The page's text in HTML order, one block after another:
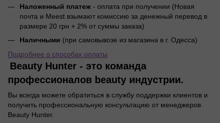
Наложенный платеж - оплата при получении (Новая
почта и Meest взымают комиссию за денежный перевод в
размере 20 грн + 2% от суммы заказа)
Наличными (при самовывозе из магазина в г. Одесса)
Подробнее о способах оплаты
Beauty Hunter - это команда
профессионалов beauty индустрии.
Вы всегда можете обратиться в службу поддержки клиентов и
получить профессиональную консультацию от менеджеров
Beauty Hunter.